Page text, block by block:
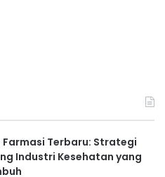
Farmasi Terbaru: Strategi
Industri Kesehatan yang